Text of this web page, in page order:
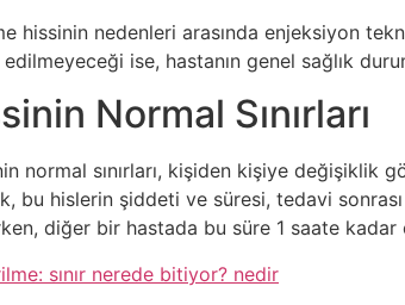
hissinin nedenleri arasında enjeksiyon
ise, hastanın genel sağlık
Normal Sınırları
normal sınırları, kişiden kişiye değişiklik
bu hislerin şiddeti ve süresi, tedavi
diğer bir hastada bu süre 1 saate kadar
sınır nerede bitiyor? nedir